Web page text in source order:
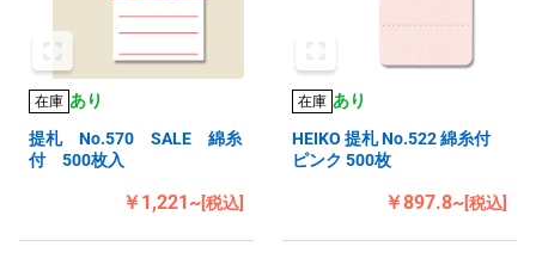
在庫 あり
提札 No.570 SALE 綿糸
付 500枚入
￥1,221~[税込]
在庫 あり
HEIKO 提札 No.522 綿糸付
ピンク 500枚
￥897.8~[税込]